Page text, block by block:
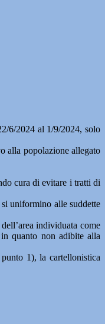
6/2024 al 1/9/2024, solo
alla popolazione allegato
cura di evitare i tratti di
uniformino alle suddette
individuata come
quanto non adibite alla
1), la cartellonistica